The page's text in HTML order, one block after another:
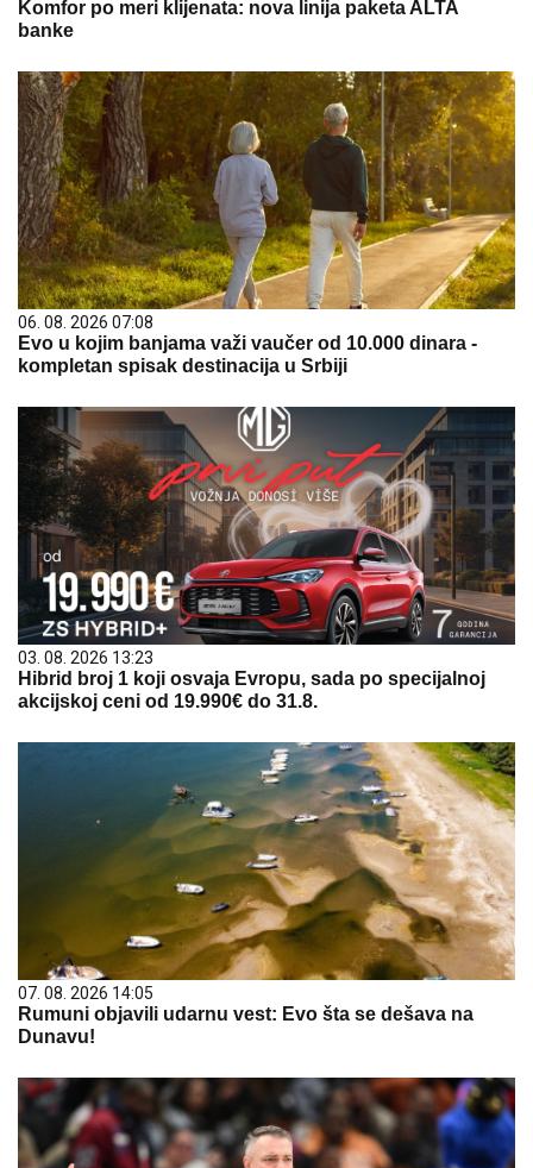
Komfor po meri klijenata: nova linija paketa ALTA
banke
06. 08. 2026 07:08
Evo u kojim banjama važi vaučer od 10.000 dinara -
kompletan spisak destinacija u Srbiji
03. 08. 2026 13:23
Hibrid broj 1 koji osvaja Evropu, sada po specijalnoj
akcijskoj ceni od 19.990€ do 31.8.
07. 08. 2026 14:05
Rumuni objavili udarnu vest: Evo šta se dešava na
Dunavu!